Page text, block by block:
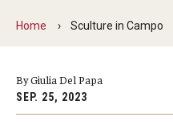
Home Sculture in Campo
By Giulia Del Papa
SEP. 25, 2023